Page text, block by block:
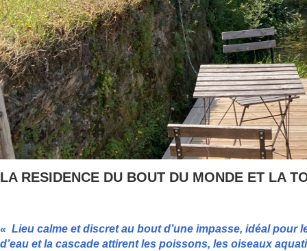
LA RESIDENCE DU BOUT DU MONDE ET LA
« Lieu calme et discret au bout d’une impasse, idéal pour
d’eau et la cascade attirent les poissons, les oiseaux